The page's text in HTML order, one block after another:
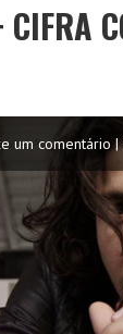
um comentário